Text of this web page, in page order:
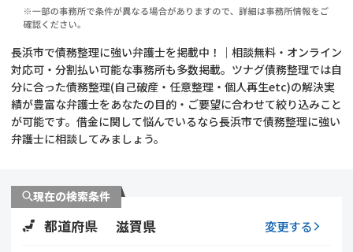
借金返済相談・交渉
任意整理
時効援用
会社破産・法人破産
費用相場
コラム
債務整理
個人再生（民事再生）
長浜市で債務整理に強い弁護士を掲載中！｜相談無料・オンライン
対応可・分割払い可能な事務所も多数掲載。ツナグ債務整理では自
分に合った債務整理(自己破産・任意整理・個人再生etc)の解決実
績が豊富な弁護士をあなたの目的・ご要望に合わせて絞り込みこと
が可能です。借金に関して悩んでいるなら長浜市で債務整理に強い
弁護士に相談してみましょう。
現在の検索条件
都道府県 滋賀県 変更する